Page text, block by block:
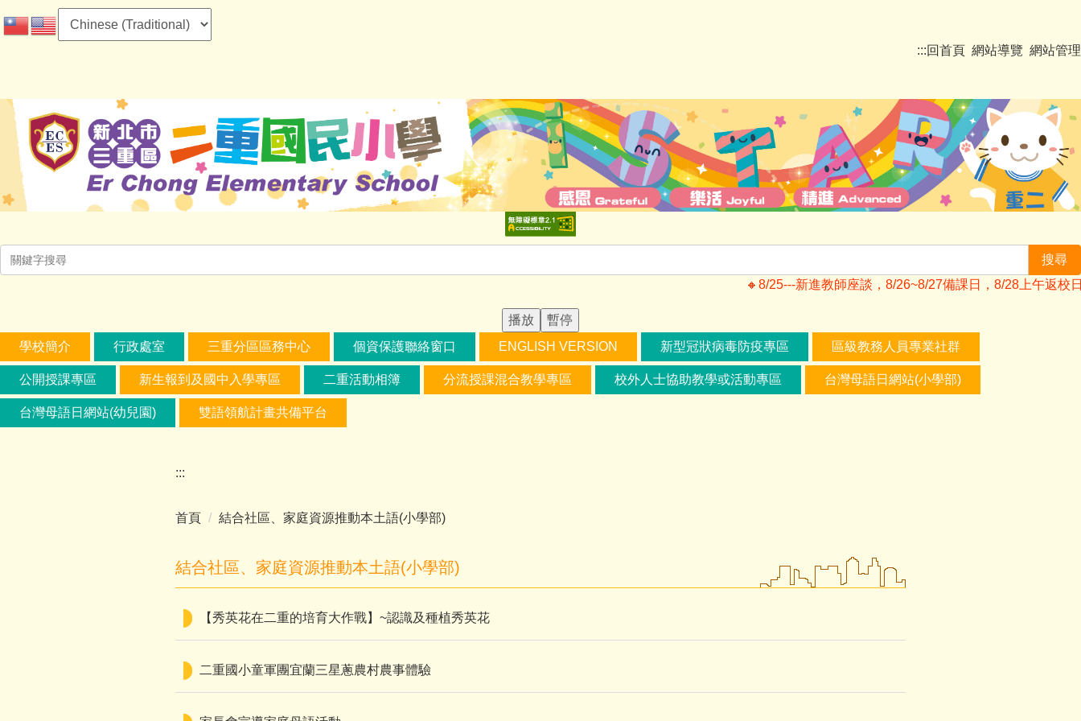
到
容
區
:::回首頁 網站導覽 網站管理
搜尋
🔸️8/25---新進教師座談，8/26~8/27備課日，8/28上午返校
播放
暫停
學校簡介
行政處室 三重分區區務中心 個資保護聯絡窗口 ENGLISH VERSION 新型冠狀病毒防疫專區 區級教務人員專業社群
公開授課專區 新生報到及國中入學專區 二重活動相簿 分流授課混合教學專區 校外人士協助教學或活動專區 台灣母語日網站(小學部)
台灣母語日網站(幼兒園) 雙語領航計畫共備平台
:::
首頁 結合社區、家庭資源推動本土語(小學部)
結合社區、家庭資源推動本土語(小學部)
【秀英花在二重的培育大作戰】~認識及種植秀英花
二重國小童軍團宜蘭三星蔥農村農事體驗